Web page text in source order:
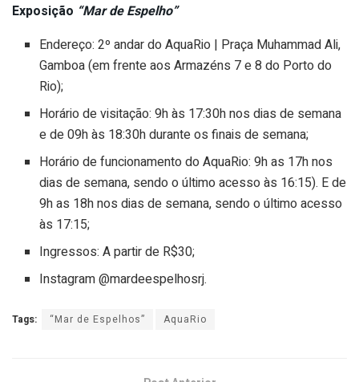
Exposição “Mar de Espelho”
Endereço: 2º andar do AquaRio | Praça Muhammad Ali,
Gamboa (em frente aos Armazéns 7 e 8 do Porto do
Rio);
Horário de visitação: 9h às 17:30h nos dias de semana
e de 09h às 18:30h durante os finais de semana;
Horário de funcionamento do AquaRio: 9h as 17h nos
dias de semana, sendo o último acesso às 16:15). E de
9h as 18h nos dias de semana, sendo o último acesso
às 17:15;
Ingressos: A partir de R$30;
Instagram @mardeespelhosrj.
Tags: “Mar de Espelhos” AquaRio